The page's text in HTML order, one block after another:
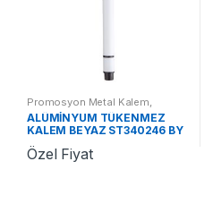
Promosyon Metal Kalem
Promosyon Kalemler
ALÜMİNYUM TÜKENMEZ
KALEM BEYAZ ST340246 BY
Özel Fiyat